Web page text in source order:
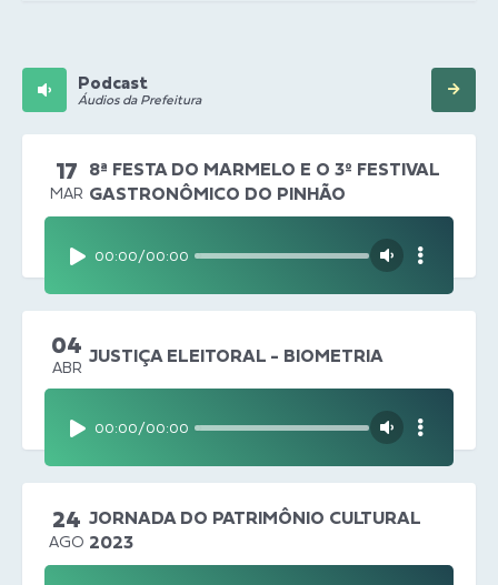
Podcast
Áudios da Prefeitura
17
MAR
8ª FESTA DO MARMELO E O 3º FESTIVAL
GASTRONÔMICO DO PINHÃO
00:00/00:00
04
ABR
JUSTIÇA ELEITORAL - BIOMETRIA
00:00/00:00
24
AGO
JORNADA DO PATRIMÔNIO CULTURAL
2023